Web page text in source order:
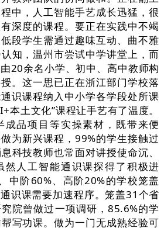
中，人工智能手艺成长迅猛，很
深度的课程。要正在实践中不竭
段学生需通过趣味互动、曲不雅
知，温州市尝试中学讲堂上，而
20余名小学、初中、高中教师构
。这一思已正在浙江部门学校落
识课程纳入中小学各学段处所课
本土文化”课程让手艺有了温度。
成品项目等实操素材，既带来便
为新兴课程，99%的学生接触过
科技教师也常面对讲授使命沉、
然人工智能通识课探得了积极进
中阶60%、高阶20%的学校笼盖
识课需要加速程序。笼盖31个省
院曾做过一项调研，85.6%的学
写功课。做为一门无成熟经验可